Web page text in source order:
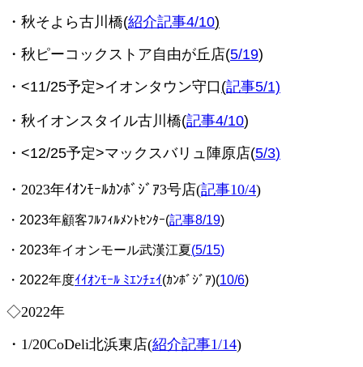
・秋そよら古川橋(紹介記事4/10)
・秋ピーコックストア自由が丘店(5/19)
・<11/25予定>イオンタウン守口 (記事5/1)
・秋イオンスタイル古川橋(記事4/10)
・<12/25予定>マックスバリュ陣原店(5/3)
・2023年ｲｵﾝﾓｰﾙｶﾝﾎﾞｼﾞｱ3号店(記事10/4)
・2023年顧客ﾌﾙﾌｨﾙﾒﾝﾄｾﾝﾀｰ(記事8/19)
・2023年イオンモール武漢江夏(5/15)
・2022年度ｲｲｵﾝﾓｰﾙ ﾐｴﾝﾁｪｲ(ｶﾝﾎﾞｼﾞｱ)(10/6)
◇2022年
・1/20CoDeli北浜東店(紹介記事1/14)